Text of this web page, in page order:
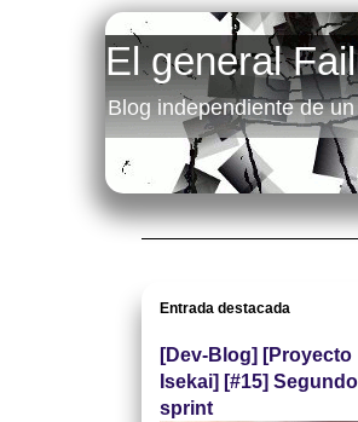
El general
Blog independiente de
Entrada destacada
[Dev-Blog] [Proyecto
Isekai] [#15] Segundo
sprint